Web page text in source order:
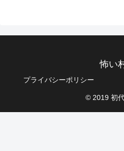
怖い
プライバシーポリシー
© 2019 初